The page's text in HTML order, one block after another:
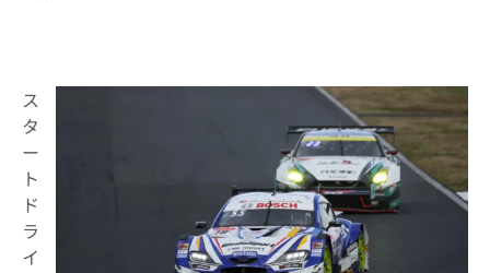
ス
タ
ー
ト
ド
ラ
イ